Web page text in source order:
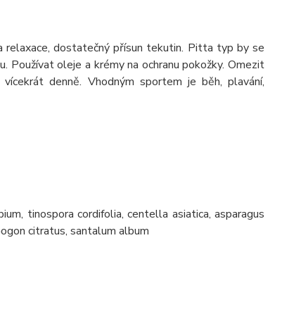
relaxace, dostatečný přísun tekutin. Pitta typ by se
oleje a krémy na ochranu pokožky. Omezit
denně. Vhodným sportem je běh, plavání,
tinospora cordifolia, centella asiatica, asparagus
citratus, santalum album